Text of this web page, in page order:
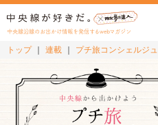
中央線沿線のお出かけ情報を発信するwebマガジン
スイーツ・テイクアウト
トップ 連載 プチ旅コンシェルジュ